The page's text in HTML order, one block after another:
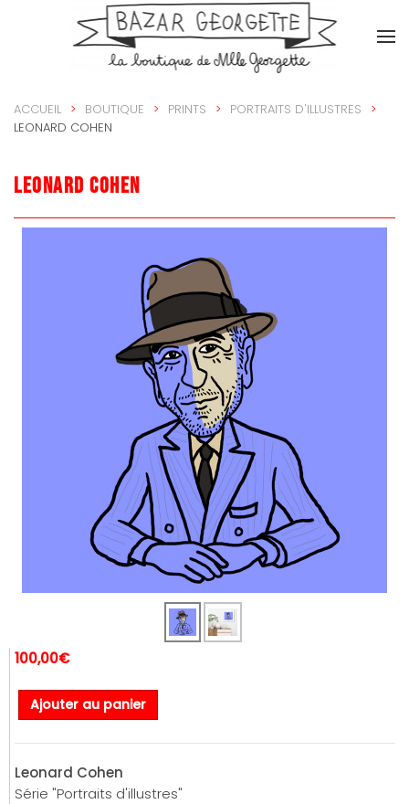
Accéder au contenu principal
ACCUEIL BOUTIQUE PRINTS
PORTRAITS D'ILLUSTRES
LEONARD COHEN
Leonard Cohen
100,00€
Ajouter au panier
Leonard Cohen
Série "Portraits d'illustres"